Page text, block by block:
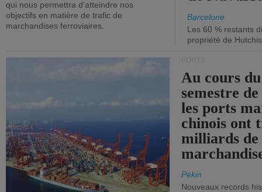
qui nous permettra d'atteindre nos
objectifs en matière de trafic de
marchandises ferroviaires.
Barcelone
Les 60 % restants
propriété de
Au cours
semestre
les ports
chinois ont
milliards de
Pékin
Nouveaux records